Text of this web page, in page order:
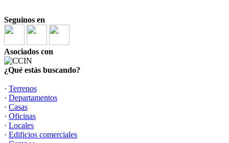
Seguinos en
Asociados con
¿Qué estás buscando?
· Terrenos
· Departamentos
· Casas
· Oficinas
· Locales
· Edificios comerciales